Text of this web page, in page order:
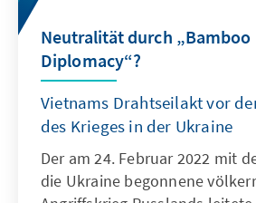
den Umgang mit der
Vergangenheit. Das staatliche
somit Spiegelbild und
bilateralen Beziehungen
Peking.
Neutralität durch „Bamboo
Diplomacy“?
Vietnams Drahtseilakt vor
des Krieges in der Ukraine
Der am 24. Februar 2022 mit
die Ukraine begonnene